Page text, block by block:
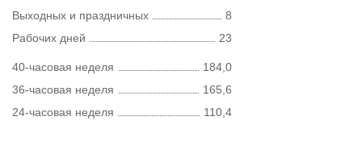
Выходных и праздничных
8
Рабочих дней
23
40-часовая неделя
184,0
36-часовая неделя
165,6
24-часовая неделя
110,4